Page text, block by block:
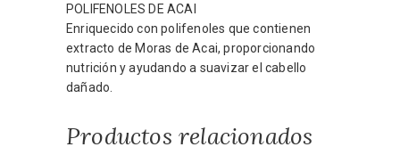
POLIFENOLES DE ACAI
Enriquecido con polifenoles que contienen
extracto de Moras de Acai, proporcionando
nutrición y ayudando a suavizar el cabello
dañado.
Productos relacionados